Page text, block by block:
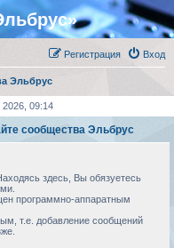
Вход
Регистрация
Эльбрус
09:14
сообщества Эльбрус
здесь, Вы обязуетесь
программно-аппаратным
т.е. добавление сообщений